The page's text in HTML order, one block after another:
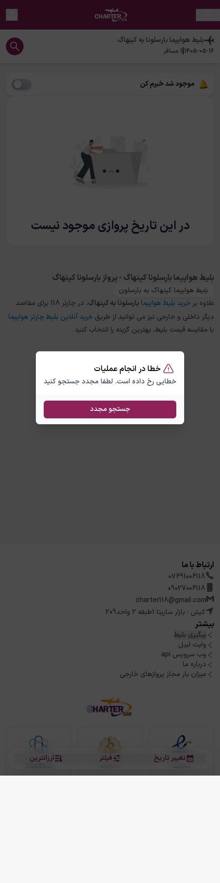
خطا در انجام عملیات
خطایی رخ داده است. لطفا مجدد جستجو کنید
جستجو مجدد
بلیط هواپیمابارسلونابه کپنهاگ
1405-05-16
|
1 مسافر
موجود شد خبرم کن
در این تاریخ پروازی موجود نیست
ارزانترین فیلتر تغییر تاریخ
بلیط هواپیما بارسلونا کپنهاگ - پرواز بارسلونا کپنهاگ
بلیط هواپیما کپنهاگ به بارسلون
علاوه بر خرید بلیط هواپیما بارسلونابهکپنهاگ
، در چارتر 118 برای مقاصد
دیگر داخلی و خارجی نیز می توانید از طریق خرید آنلاین بلیط چارتر هواپیما
با مقایسه قیمت بلیط، بهترین گزینه را انتخاب کنید .
ارتباط با ما
07691006118
09027006118
charter118@gmail.com
کیش : بازار سارینا 1طبقه 2 واحد209
بیشتر
پیگیری بلیط
وایت لیبل
وب سرویس api
درباره ما
میزان بار مجاز پروازهای خارجی